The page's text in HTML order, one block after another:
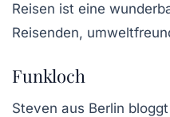
Reisen ist eine
Reisenden,
Funkloch
Steven aus Berlin